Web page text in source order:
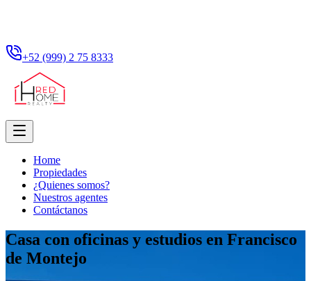
+52 (999) 2 75 8333
Home
Propiedades
¿Quienes somos?
Nuestros agentes
Contáctanos
Casa con oficinas y estudios en Francisco
de Montejo